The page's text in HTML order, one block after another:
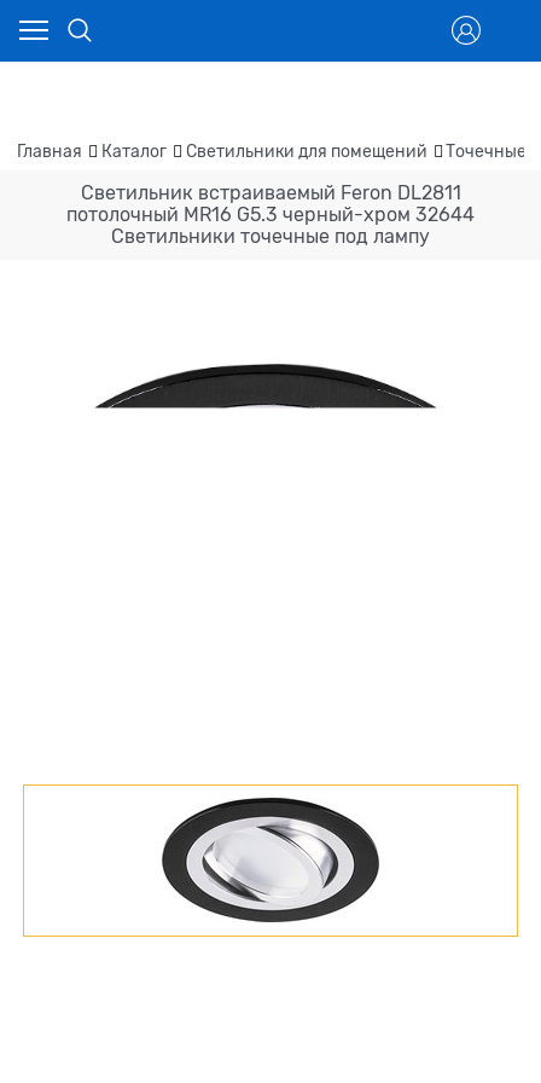
Главная Каталог Светильники для помещений Точечные
Светильник встраиваемый Feron DL2811
потолочный MR16 G5.3 черный-хром 32644
Светильники точечные под лампу